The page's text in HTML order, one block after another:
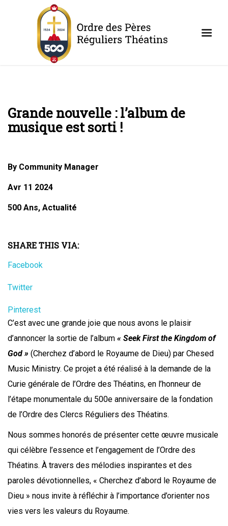
Grande nouvelle : l’album de
musique est sorti !
By Community Manager
Avr 11 2024
500 Ans, Actualité
SHARE THIS VIA:
Facebook
Twitter
Pinterest
C’est avec une grande joie que nous avons le plaisir
d’annoncer la sortie de l’album « Seek First the Kingdom of
God » (Cherchez d’abord le Royaume de Dieu) par Chesed
Music Ministry. Ce projet a été réalisé à la demande de la
Curie générale de l’Ordre des Théatins, en l’honneur de
l’étape monumentale du 500e anniversaire de la fondation
de l’Ordre des Clercs Réguliers des Théatins.
Nous sommes honorés de présenter cette œuvre musicale
qui célèbre l’essence et l’engagement de l’Ordre des
Théatins. À travers des mélodies inspirantes et des
paroles dévotionnelles, « Cherchez d’abord le Royaume de
Dieu » nous invite à réfléchir à l’importance d’orienter nos
vies vers les valeurs du Royaume.